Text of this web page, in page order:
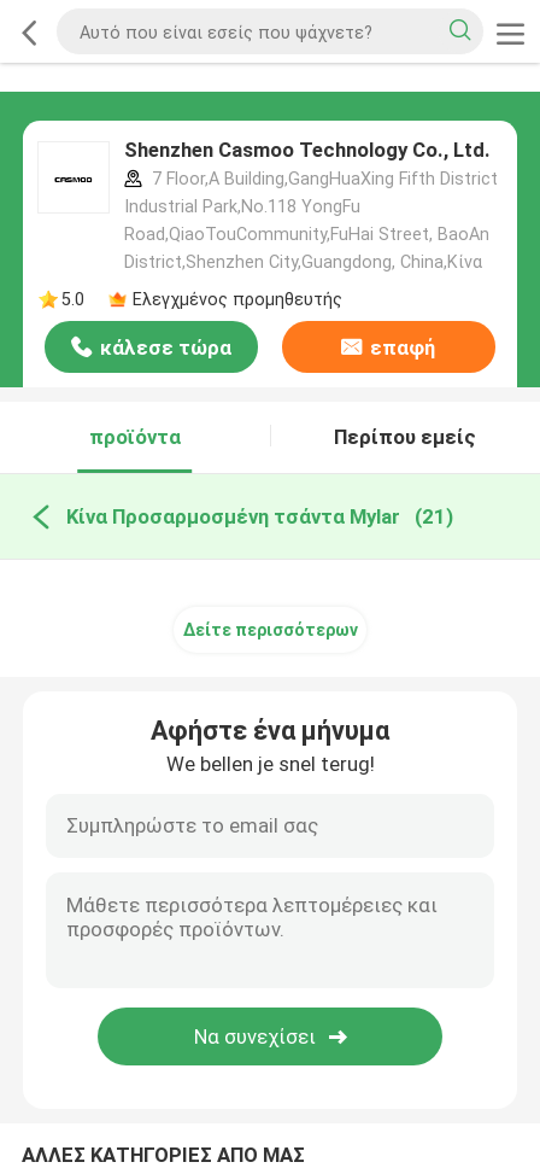
Shenzhen Casmoo Technology Co., Ltd.
7 Floor,A Building,GangHuaXing Fifth District
Industrial Park,No.118 YongFu
Road,QiaoTouCommunity,FuHai Street, BaoAn
District,Shenzhen City,Guangdong, China,Κίνα
5.0
Ελεγχμένος προμηθευτής
κάλεσε τώρα επαφή
προϊόντα Περίπου εμείς
Κίνα Προσαρμοσμένη τσάντα Mylar (21)
Δείτε περισσότερων
Αφήστε ένα μήνυμα
We bellen je snel terug!
ΑΛΛΕΣ ΚΑΤΗΓΟΡΙΕΣ ΑΠΟ ΜΑΣ